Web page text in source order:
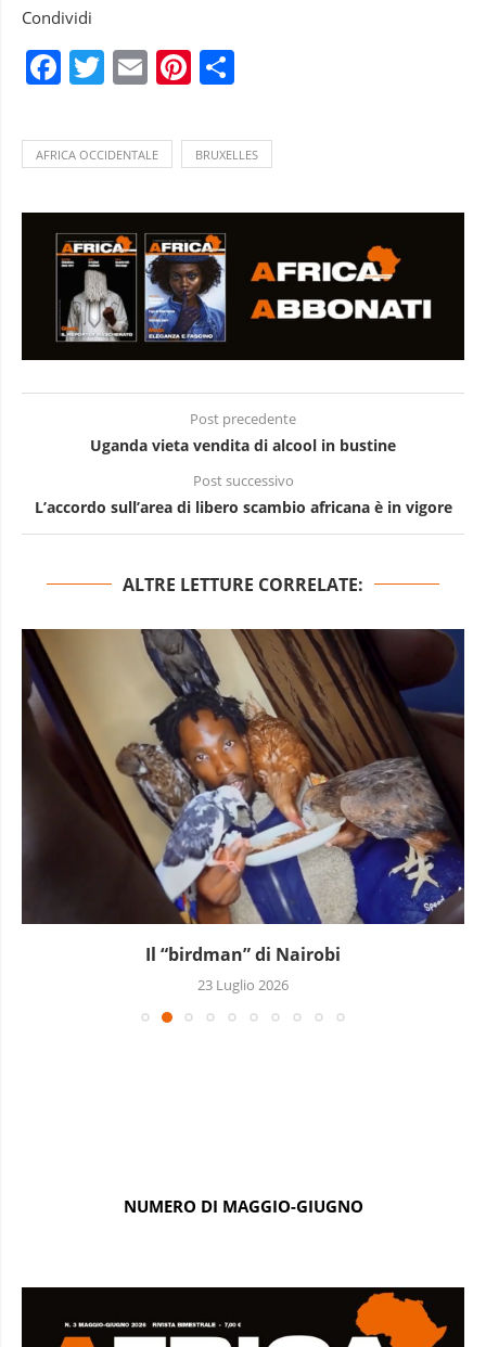
Condividi
Facebook
Twitter
EmailPinterest
AFRICA OCCIDENTALE BRUXELLES
Post precedente
Uganda vieta vendita di alcool in bustine
Post successivo
L’accordo sull’area di libero scambio africana è in vigore
ALTRE LETTURE CORRELATE:
Il “birdman” di Nairobi
23 Luglio 2026
NUMERO DI MAGGIO-GIUGNO